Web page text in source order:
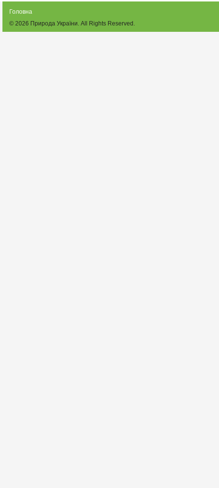
Головна
© 2026 Природа України. All Rights Reserved.